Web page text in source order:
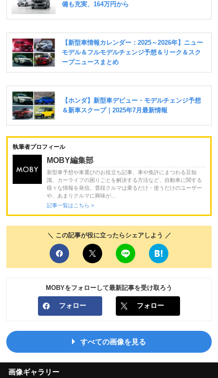
執筆者プロフィール
MOBY編集部
新型車予想や車選びのお役立ち記事、車や免許にまつわる豆知
識、カーライフの困りごとを解決する方法など、自動車に関する
様々な情報を発信。普段クルマは乗るだけ・使うだけのユーザー
や、あまりクルマに興味が...
記事一覧はこちら >
＼ この記事が役に立ったらシェアしよう ／
MOBYをフォローして最新記事を受け取ろう
フォロー フォロー
すべての画像を見る
画像ギャラリー